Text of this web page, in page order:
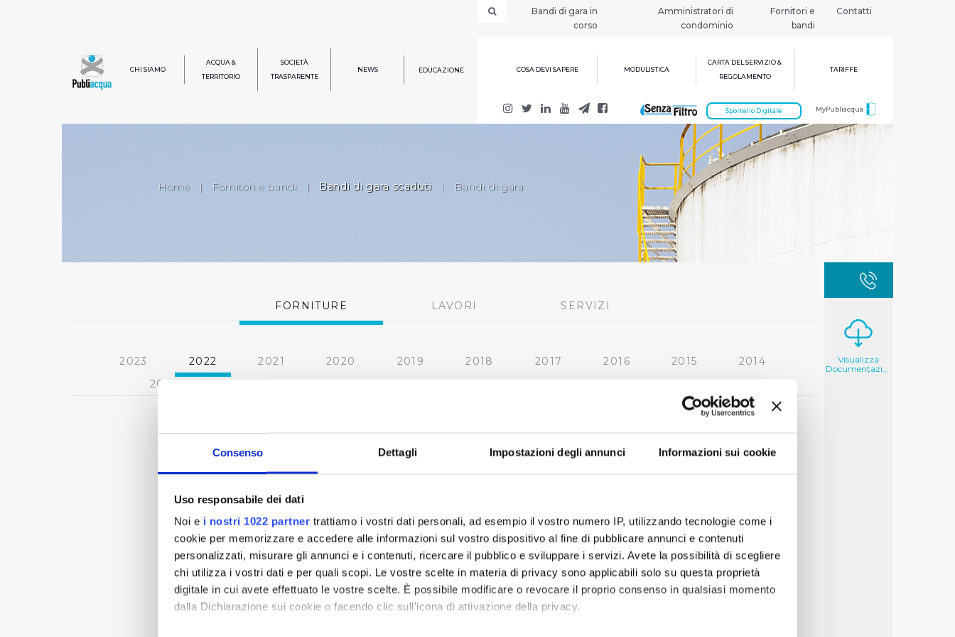
Consenso Dettagli Impostazioni degli annunci Informazioni sui cookie
Uso responsabile dei dati
Noi e i nostri 1022 partner trattiamo i vostri dati personali, ad esempio il vostro numero IP, utilizzando tecnologie come i
cookie per memorizzare e accedere alle informazioni sul vostro dispositivo al fine di pubblicare annunci e contenuti
personalizzati, misurare gli annunci e i contenuti, ricercare il pubblico e sviluppare i servizi. Avete la possibilità di scegliere
chi utilizza i vostri dati e per quali scopi. Le vostre scelte in materia di privacy sono applicabili solo su questa proprietà
digitale in cui avete effettuato le vostre scelte. È possibile modificare o revocare il proprio consenso in qualsiasi momento
dalla Dichiarazione sui cookie o facendo clic sull'icona di attivazione della privacy.
Bandi di gara in
corso
Amministratori di
condominio
Fornitori e
bandi
Contatti
CHI SIAMO
ACQUA &
TERRITORIO
SOCIETÀ
TRASPARENTE
NEWS EDUCAZIONE COSA DEVI SAPERE MODULISTICA
CARTA DEL SERVIZIO &
REGOLAMENTO
TARIFFE
MyPubliacqua
Sportello Digitale
Home | Fornitori e bandi | Bandi di gara scaduti | Bandi di gara
FORNITURE LAVORI SERVIZI
2023 2022 2021 2020 2019 2018 2017 2016 2015
2014
2013
‹ precedente 2 3 4
Visualizza
Documentazione